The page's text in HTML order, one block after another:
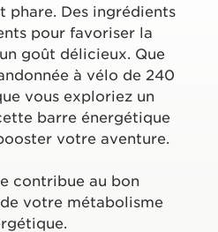
phare. Des ingrédients
pour favoriser la
goût délicieux. Que
à vélo de 240
vous exploriez un
barre énergétique
votre aventure.
contribue au bon
votre métabolisme